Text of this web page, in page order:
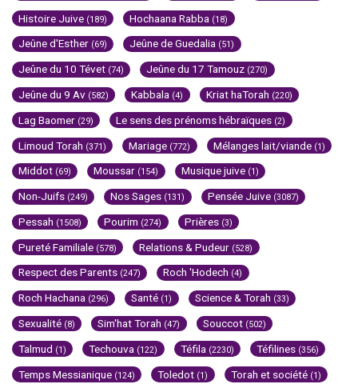
Histoire Juive (189) Hochaana Rabba (18)
Jeûne d'Esther (69) Jeûne de Guedalia (51)
Jeûne du 10 Tévet (74) Jeûne du 17 Tamouz (270)
Jeûne du 9 Av (582) Kabbala (4) Kriat haTorah (220)
Lag Baomer (29) Le sens des prénoms hébraïques (2)
Limoud Torah (371) Mariage (772) Mélanges lait/viande (1)
Middot (69) Moussar (154) Musique juive (1)
Non-Juifs (249) Nos Sages (131) Pensée Juive (3087)
Pessah (1508) Pourim (274) Prières (3)
Pureté Familiale (578) Relations & Pudeur (528)
Respect des Parents (247) Roch 'Hodech (4)
Roch Hachana (296) Santé (1) Science & Torah (33)
Sexualité (8) Sim'hat Torah (47) Souccot (502)
Talmud (1) Techouva (122) Téfila (2230) Téfilines (356)
Temps Messianique (124) Toledot (1) Torah et société (1)